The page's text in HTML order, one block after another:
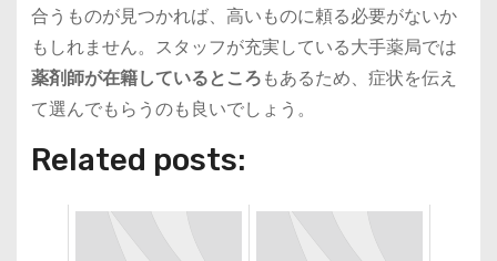
合うものが見つかれば、高いものに頼る必要がないか
もしれません。スタッフが充実している大手薬局では
薬剤師が在籍しているところもあるため、症状を伝え
て選んでもらうのも良いでしょう。
Related posts: